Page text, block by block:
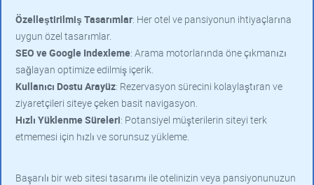
Özelleştirilmiş Tasarımlar: Her otel ve pansiyonun ihtiyaçlarına
uygun özel tasarımlar.
SEO ve Google Indexleme: Arama motorlarında öne çıkmanızı
sağlayan optimize edilmiş içerik.
Kullanıcı Dostu Arayüz: Rezervasyon sürecini kolaylaştıran ve
ziyaretçileri siteye çeken basit navigasyon.
Hızlı Yüklenme Süreleri: Potansiyel müşterilerin siteyi terk
etmemesi için hızlı ve sorunsuz yükleme.
Başarılı bir web sitesi tasarımı ile otelinizin veya pansiyonunuzun